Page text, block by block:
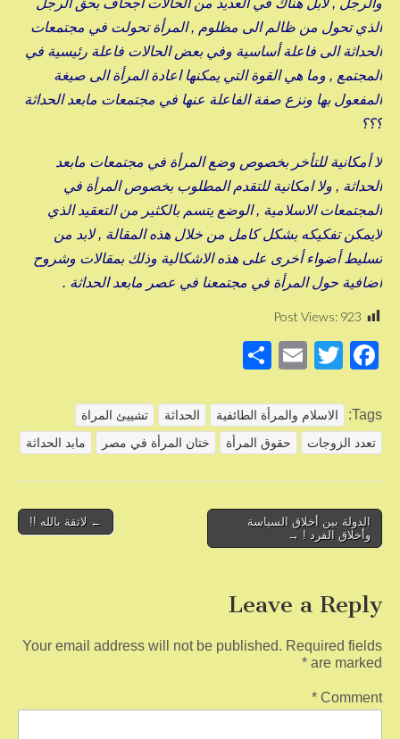
الذي تحول من ظالم الى مظلوم , المرأة تحولت في مجتمعات
الحداثة الى فاعلة أساسية وفي بعض الحالات فاعلة رئيسية في
المجتمع , وما هي القوة التي يمكنها اعادة المرأة الى صيغة
المفعول بها ونزع صفة الفاعلة عنها في مجتمعات مابعد الحداثة
؟؟؟
لا أمكانية للتأخر بخصوص وضع المرأة في مجتمعات مابعد
الحداثة , ولا امكانية للتقدم المطلوب بخصوص المرأة في
المجتمعات الاسلامية , الوضع يتسم بالكثير من التعقيد الذي
لايمكن تفكيكه بشكل كامل من خلال هذه المقالة , لابد من
تسليط أضواء أخرى على هذه الاشكالية وذلك بمقالات وشروح
اضافية حول المرأة في مجتمعنا في عصر مابعد الحداثة .
Post Views: 923
F
c
e
o
k
T
tt
er
E
ail
ar
e
Tags: الاسلام والمرأة الطائفية الحداثة
تشييئ المراة
تعدد الزوجات
حقوق المرأة ختان المرأة في مصر مابد الحداثة
Post
navigation
← لاثقة بالله !!
الدولة بين أخلاق السياسة
وأخلاق الفرد ! →
Leave a Reply
Your email address will not be published. Required fields
are marked
*
Comment
*